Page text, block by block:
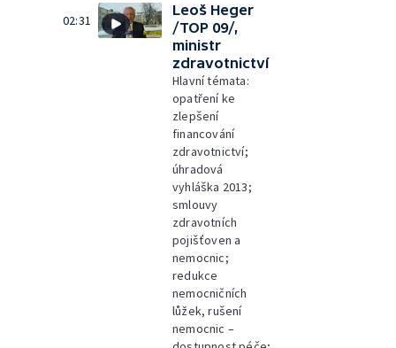
02:31
Leoš Heger
/TOP 09/,
ministr
zdravotnictví
Hlavní témata:
opatření ke
zlepšení
financování
zdravotnictví;
úhradová
vyhláška 2013;
smlouvy
zdravotních
pojišťoven a
nemocnic;
redukce
nemocničních
lůžek, rušení
nemocnic –